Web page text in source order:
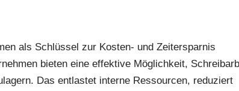
als Schlüssel zur Kosten- und Zeitersparnis
bieten eine effektive Möglichkeit,
Das entlastet interne Ressourcen, reduziert